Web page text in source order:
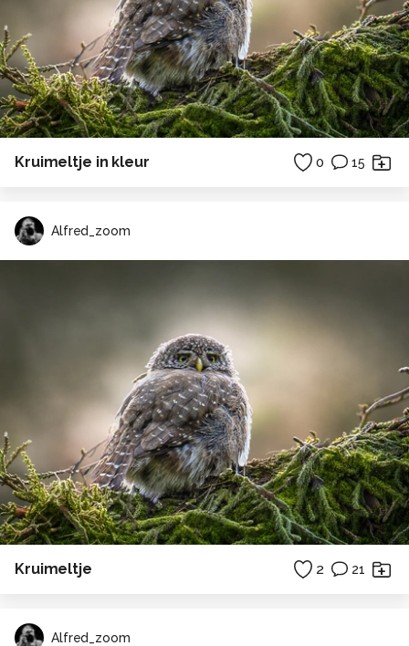
Kruimeltje in kleur 0 15
Alfred_zoom
Kruimeltje 2 21
Alfred_zoom